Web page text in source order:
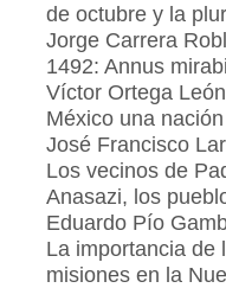
de octubre y la
Jorge Carrera
1492: Annus
Víctor Ortega León
México una
José Francisco
Los vecinos de
Anasazi, los
Eduardo Pío
La importancia de
misiones en la